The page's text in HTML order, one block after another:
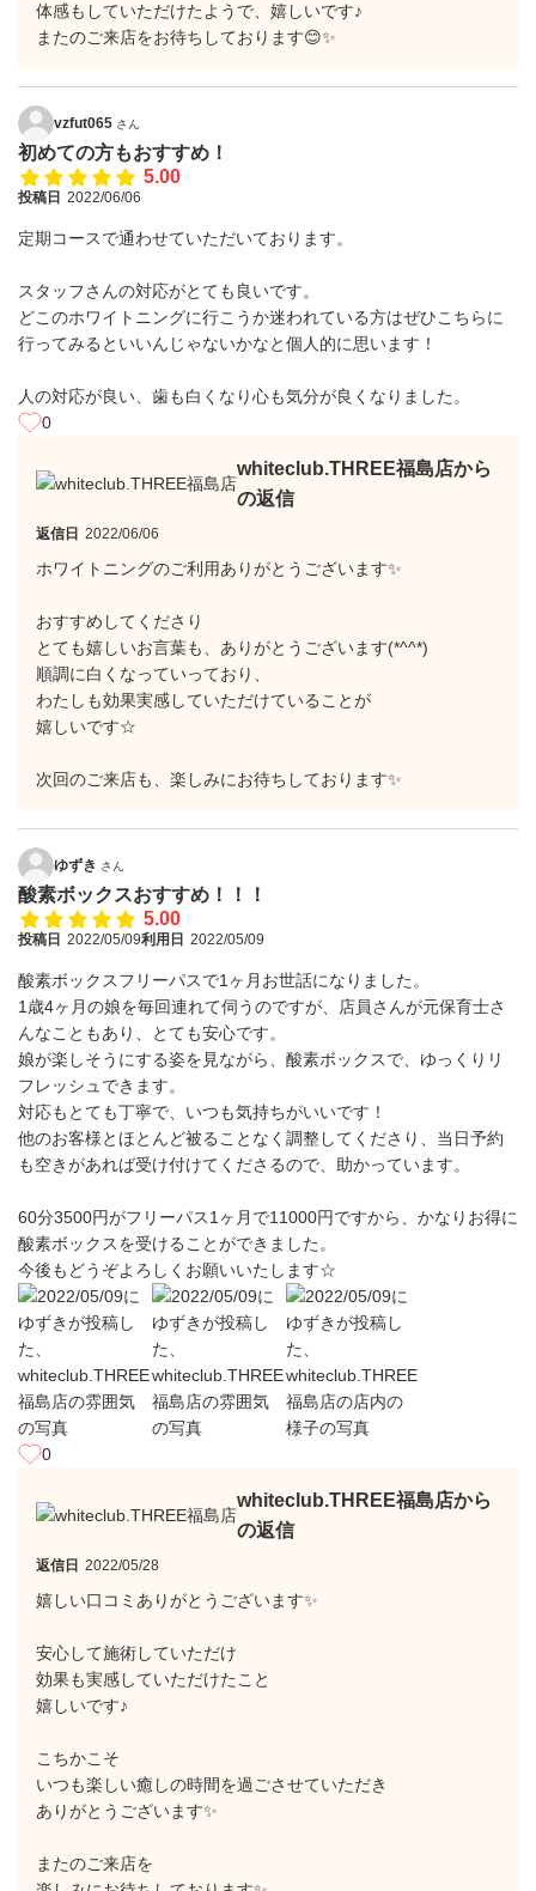
体感もしていただけたようで、嬉しいです♪
またのご来店をお待ちしております😊✨
vzfut065 さん
初めての方もおすすめ！
5.00
投稿日 2022/06/06
定期コースで通わせていただいております。
スタッフさんの対応がとても良いです。
どこのホワイトニングに行こうか迷われている方はぜひこちらに
行ってみるといいんじゃないかなと個人的に思います！
人の対応が良い、歯も白くなり心も気分が良くなりました。
0
whiteclub.THREE福島店から
の返信
返信日 2022/06/06
ホワイトニングのご利用ありがとうございます✨
おすすめしてくださり
とても嬉しいお言葉も、ありがとうございます(*^^*)
順調に白くなっていっており、
わたしも効果実感していただけていることが
嬉しいです☆
次回のご来店も、楽しみにお待ちしております✨
ゆずき さん
酸素ボックスおすすめ！！！
5.00
投稿日 2022/05/09利用日 2022/05/09
酸素ボックスフリーパスで1ヶ月お世話になりました。
1歳4ヶ月の娘を毎回連れて伺うのですが、店員さんが元保育士さ
んなこともあり、とても安心です。
娘が楽しそうにする姿を見ながら、酸素ボックスで、ゆっくりリ
フレッシュできます。
対応もとても丁寧で、いつも気持ちがいいです！
他のお客様とほとんど被ることなく調整してくださり、当日予約
も空きがあれば受け付けてくださるので、助かっています。
60分3500円がフリーパス1ヶ月で11000円ですから、かなりお得に
酸素ボックスを受けることができました。
今後もどうぞよろしくお願いいたします☆
0
whiteclub.THREE福島店から
の返信
返信日 2022/05/28
嬉しい口コミありがとうございます✨
安心して施術していただけ
効果も実感していただけたこと
嬉しいです♪
こちかこそ
いつも楽しい癒しの時間を過ごさせていただき
ありがとうございます✨
またのご来店を